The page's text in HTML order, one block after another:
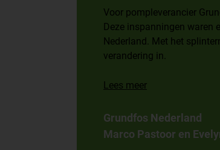
Voor pompleverancier
Deze inspanningen waren
Nederland. Met het
verandering in.
Lees meer
Grundfos Nederland
Marco Pastoor en